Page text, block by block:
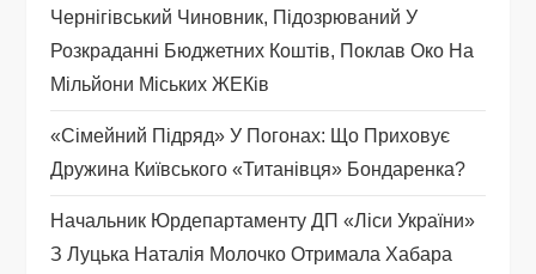
а
п
и
с
і
Чернігівський Чиновник, Підозрюваний У
Розкраданні Бюджетних Коштів, Поклав Око На
Мільйони Міських ЖЕКів
«Сімейний Підряд» У Погонах: Що Приховує
Дружина Київського «титанівця» Бондаренка?
Начальник Юрдепартаменту ДП «Ліси України»
З Луцька Наталія Молочко Отримала Хабара